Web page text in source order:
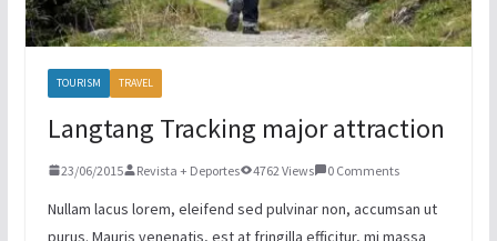
TOURISM TRAVEL
Langtang Tracking major attraction
23/06/2015 Revista + Deportes 4762 Views 0 Comments
Nullam lacus lorem, eleifend sed pulvinar non, accumsan ut
purus. Mauris venenatis, est at fringilla efficitur, mi massa